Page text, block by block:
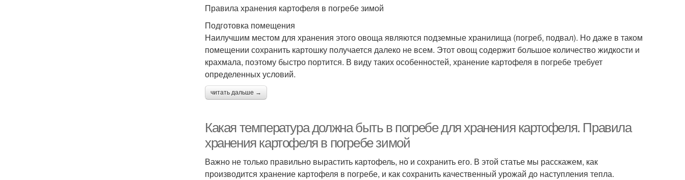
Правила хранения картофеля в погребе зимой
Подготовка помещения
Наилучшим местом для хранения этого овоща являются подземные хранилища (погреб, подвал). Но даже в таком
помещении сохранить картошку получается далеко не всем. Этот овощ содержит большое количество жидкости и
крахмала, поэтому быстро портится. В виду таких особенностей, хранение картофеля в погребе требует
определенных условий.
читать дальше →
Какая температура должна быть в погребе для хранения картофеля. Правила
хранения картофеля в погребе зимой
Важно не только правильно вырастить картофель, но и сохранить его. В этой статье мы расскажем, как
производится хранение картофеля в погребе, и как сохранить качественный урожай до наступления тепла.